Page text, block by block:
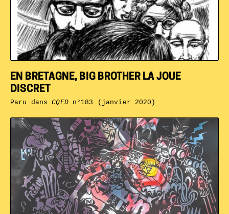
EN BRETAGNE, BIG BROTHER LA JOUE
DISCRET
Paru dansCQFDn°183 (janvier 2020)